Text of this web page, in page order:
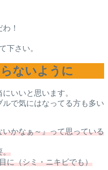
！
下さい。
ないように
いいと思います。
で気にはなってる方も多い
かなぁ～』って思っている
。
に（シミ・ニキビでも）